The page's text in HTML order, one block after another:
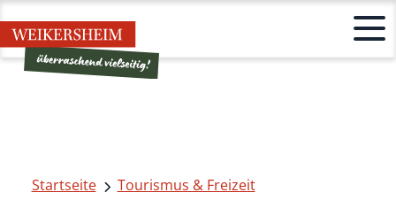
Startseite
Tourismus & Freizeit